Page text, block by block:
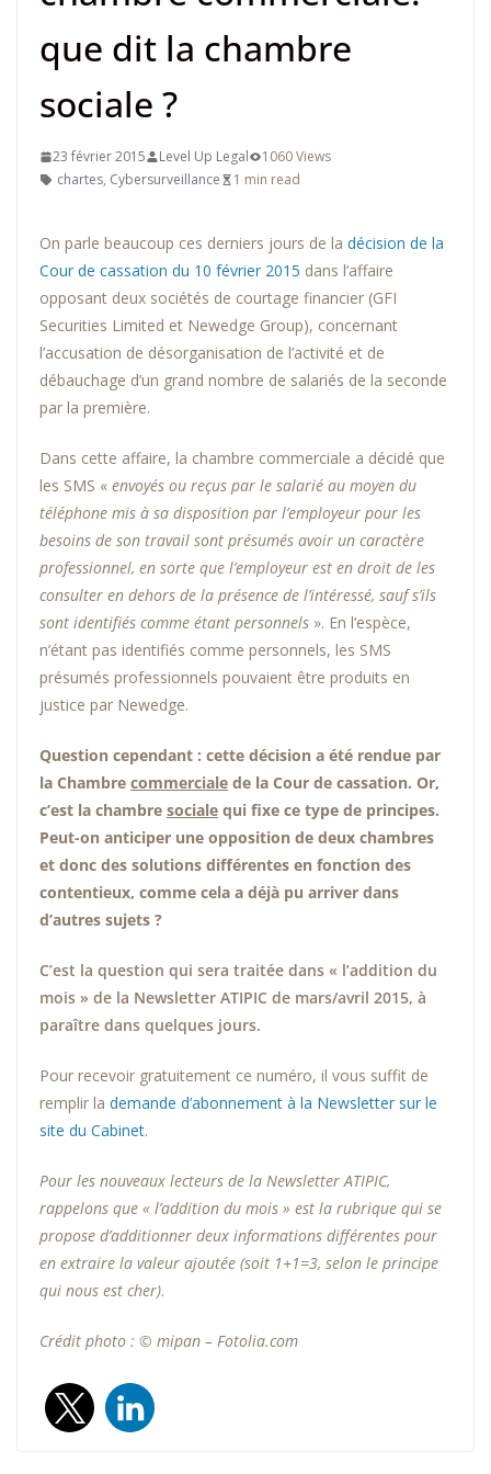
que dit la chambre
sociale ?
23 février 2015 Level Up Legal
1060 Views
chartes, Cybersurveillance 1 min read
On parle beaucoup ces derniers jours de la décision de la
Cour de cassation du 10 février 2015 dans l’affaire
opposant deux sociétés de courtage financier (GFI
Securities Limited et Newedge Group), concernant
l’accusation de désorganisation de l’activité et de
débauchage d’un grand nombre de salariés de la seconde
par la première.
Dans cette affaire, la chambre commerciale a décidé que
les SMS « envoyés ou reçus par le salarié au moyen du
téléphone mis à sa disposition par l’employeur pour les
besoins de son travail sont présumés avoir un caractère
professionnel, en sorte que l’employeur est en droit de les
consulter en dehors de la présence de l’intéressé, sauf s’ils
sont identifiés comme étant personnels ». En l’espèce,
n’étant pas identifiés comme personnels, les SMS
présumés professionnels pouvaient être produits en
justice par Newedge.
Question cependant : cette décision a été rendue par
la Chambre commerciale de la Cour de cassation. Or,
c’est la chambre sociale qui fixe ce type de principes.
Peut-on anticiper une opposition de deux chambres
et donc des solutions différentes en fonction des
contentieux, comme cela a déjà pu arriver dans
d’autres sujets ?
C’est la question qui sera traitée dans « l’addition du
mois » de la Newsletter ATIPIC de mars/avril 2015, à
paraître dans quelques jours.
Pour recevoir gratuitement ce numéro, il vous suffit de
remplir la demande d’abonnement à la Newsletter sur le
site du Cabinet.
Pour les nouveaux lecteurs de la Newsletter ATIPIC,
rappelons que « l’addition du mois » est la rubrique qui se
propose d’additionner deux informations différentes pour
en extraire la valeur ajoutée (soit 1+1=3, selon le principe
qui nous est cher).
Crédit photo : © mipan – Fotolia.com